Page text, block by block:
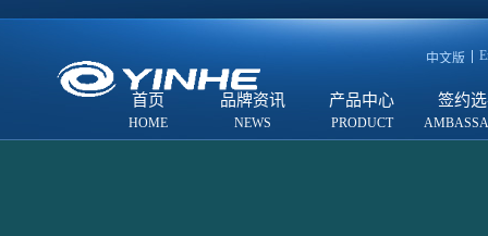
中文版
首页 品牌资讯 产品中心 签约